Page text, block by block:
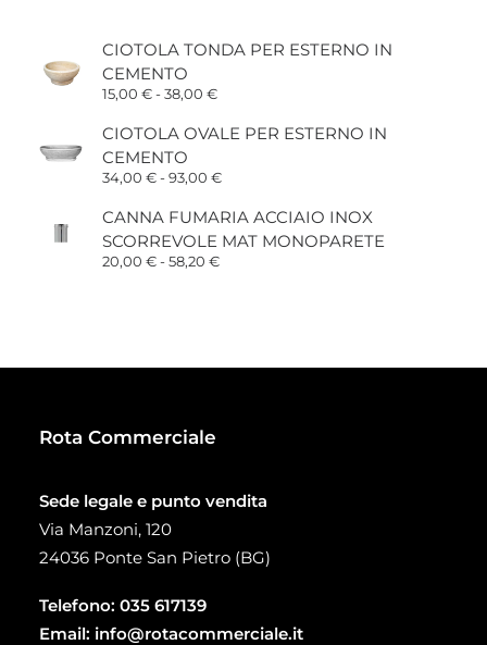
CIOTOLA TONDA PER ESTERNO IN
CEMENTO
15,00 €-38,00 €Fascia
prezzo:
da
a
CIOTOLA OVALE PER ESTERNO IN
CEMENTO
34,00 €-93,00 €Fascia
prezzo:
da
34,00 €
CANNA FUMARIA ACCIAIO INOX
SCORREVOLE MAT MONOPARETE
20,00 €-58,20 €Fascia
Rota Commerciale
Sede legale e punto vendita
Via Manzoni, 120
24036 Ponte San Pietro (BG)
Telefono: 035 617139
Email: info@rotacommerciale.it